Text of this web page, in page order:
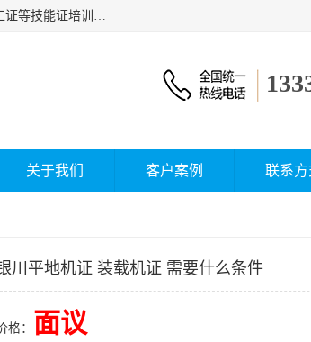
杰森教育专业提供电工证报名、安全员报名考试、特种作业操作证、操作证、宁夏电工,电工证、焊工证、钳工证等技能证培训课程。
关于我们 客户案例 联系方
川平地机证 装载机证 需要什么条件
格： 面议